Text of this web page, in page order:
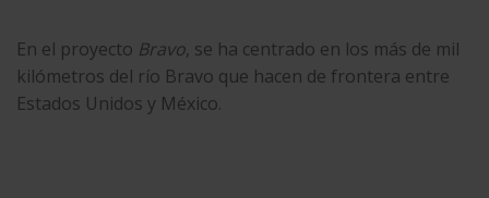
En el proyecto Bravo, se ha centrado en los más de mil
kilómetros del río Bravo que hacen de frontera entre
Estados Unidos y México.